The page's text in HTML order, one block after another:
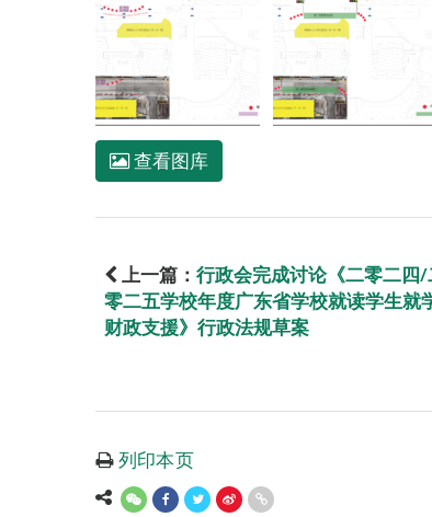
查看图库
上一篇： 行政会完成讨论《二零二四/
零二五学校年度广东省学校就读学生就
财政支援》行政法规草案
列印本页